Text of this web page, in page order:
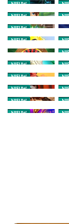
NIEUW
NIEUW
NIEUW
NIEUW
NIEUW
NIEUW
NIEUW
NIEUW
NIEUW